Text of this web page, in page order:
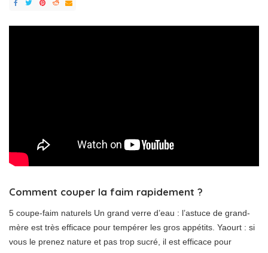
Comment couper la faim rapidement ?
5 coupe-faim naturels Un grand verre d’eau : l’astuce de grand-
mère est très efficace pour tempérer les gros appétits. Yaourt : si
vous le prenez nature et pas trop sucré, il est efficace pour